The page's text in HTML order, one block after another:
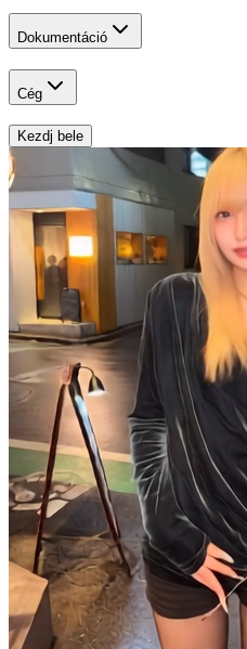
Dokumentáció
Cég
Kezdj bele